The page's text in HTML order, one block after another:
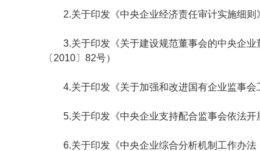
2.关于印发《中央企业经济责任审计实施细则
3.关于印发《关于建设规范董事会的中央企业
〔2010〕82号）
4.关于印发《关于加强和改进国有企业监事会
5.关于印发《中央企业支持配合监事会依法开
6.关于印发《中央企业综合分析机制工作办法